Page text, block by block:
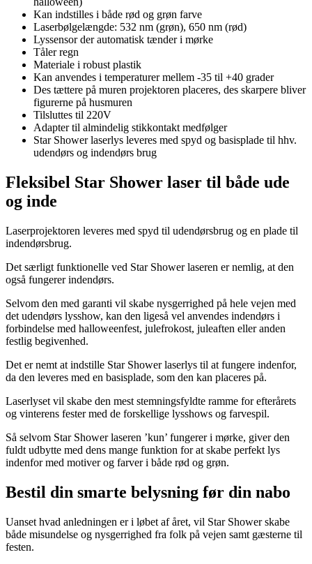
Kan indstilles i både rød og grøn farve
Laserbølgelængde: 532 nm (grøn), 650 nm (rød)
Lyssensor der automatisk tænder i mørke
Tåler regn
Materiale i robust plastik
Kan anvendes i temperaturer mellem -35 til +40 grader
Des tættere på muren projektoren placeres, des skarpere bliver
figurerne på husmuren
Tilsluttes til 220V
Adapter til almindelig stikkontakt medfølger
Star Shower laserlys leveres med spyd og basisplade til hhv.
udendørs og indendørs brug
Fleksibel Star Shower laser til både ude
og inde
Laserprojektoren leveres med spyd til udendørsbrug og en plade til
indendørsbrug.
Det særligt funktionelle ved Star Shower laseren er nemlig, at den
også fungerer indendørs.
Selvom den med garanti vil skabe nysgerrighed på hele vejen med
det udendørs lysshow, kan den ligeså vel anvendes indendørs i
forbindelse med halloweenfest, julefrokost, juleaften eller anden
festlig begivenhed.
Det er nemt at indstille Star Shower laserlys til at fungere indenfor,
da den leveres med en basisplade, som den kan placeres på.
Laserlyset vil skabe den mest stemningsfyldte ramme for efterårets
og vinterens fester med de forskellige lysshows og farvespil.
Så selvom Star Shower laseren ’kun’ fungerer i mørke, giver den
fuldt udbytte med dens mange funktion for at skabe perfekt lys
indenfor med motiver og farver i både rød og grøn.
Bestil din smarte belysning før din nabo
Uanset hvad anledningen er i løbet af året, vil Star Shower skabe
både misundelse og nysgerrighed fra folk på vejen samt gæsterne til
festen.